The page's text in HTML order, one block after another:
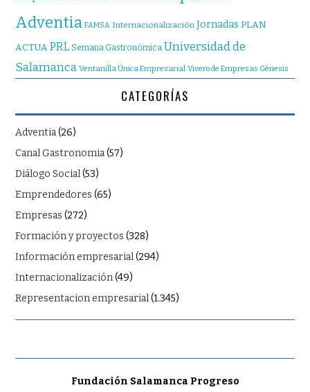
Adventia FAMSA Internacionalización Jornadas PLAN
ACTUA PRL Semana Gastronómica Universidad de
Salamanca Ventanilla Única Empresarial Vivero de Empresas Génesis
CATEGORÍAS
Adventia(26)
Canal Gastronomia(57)
Diálogo Social(53)
Emprendedores (65)
Empresas (272)
Formación y proyectos (328)
Información empresarial(294)
Internacionalización(49)
Representacion empresarial(1.345)
Fundación Salamanca Progreso